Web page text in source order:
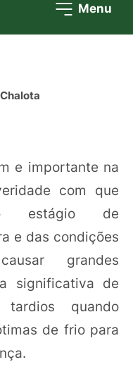
Menu
e importante na
com que
estágio de
e das condições
grandes
significativa de
quando
de frio para